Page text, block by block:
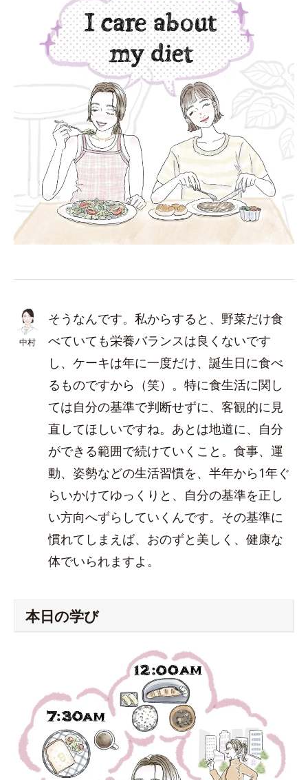
中村
そうなんです。私からすると、野菜だけ食
べていても栄養バランスは良くないです
し、ケーキは年に一度だけ、誕生日に食べ
るものですから（笑）。特に食生活に関し
ては自分の基準で判断せずに、客観的に見
直してほしいですね。あとは地道に、自分
ができる範囲で続けていくこと。食事、運
動、姿勢などの生活習慣を、半年から1年ぐ
らいかけてゆっくりと、自分の基準を正し
い方向へずらしていくんです。その基準に
慣れてしまえば、おのずと美しく、健康な
体でいられますよ。
本日の学び